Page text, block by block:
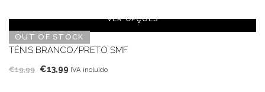
OUT OF STOCK
VER OPÇÕES
TÉNIS BRANCO/PRETO SMF
€19,99 O
€13,99 O
IVA incluído